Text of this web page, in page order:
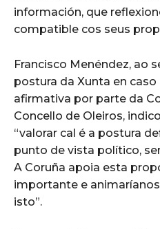
información, que
compatible cos seus
Francisco Menéndez, ao
postura da Xunta en
afirmativa por parte da
Concello de Oleiros,
“valorar cal é a postura
punto de vista político,
A Coruña apoia esta
importante e
isto”.